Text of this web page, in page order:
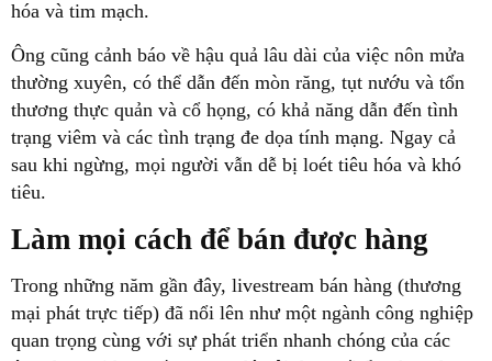
hóa và tim mạch.
Ông cũng cảnh báo về hậu quả lâu dài của việc nôn mửa
thường xuyên, có thể dẫn đến mòn răng, tụt nướu và tổn
thương thực quản và cổ họng, có khả năng dẫn đến tình
trạng viêm và các tình trạng đe dọa tính mạng. Ngay cả
sau khi ngừng, mọi người vẫn dễ bị loét tiêu hóa và khó
tiêu.
Làm mọi cách để bán được hàng
Trong những năm gần đây, livestream bán hàng (thương
mại phát trực tiếp) đã nổi lên như một ngành công nghiệp
quan trọng cùng với sự phát triển nhanh chóng của các